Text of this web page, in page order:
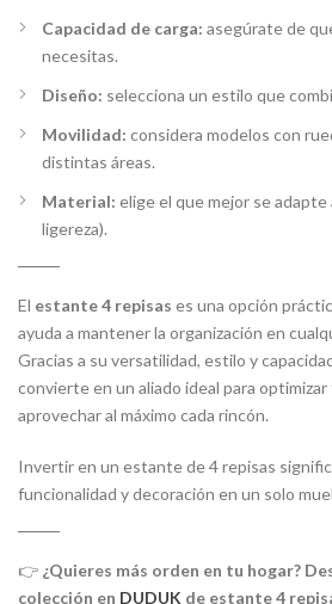
Capacidad de carga: asegúrate de
necesitas.
Diseño: selecciona un estilo que
Movilidad: considera modelos con
distintas áreas.
Material: elige el que mejor se
ligereza).
El estante 4 repisas es una opción
ayuda a mantener la organización en
Gracias a su versatilidad, estilo y
convierte en un aliado ideal para optimizar
aprovechar al máximo cada rincón.
Invertir en un estante de 4 repisas
funcionalidad y decoración en un solo
👉 ¿Quieres más orden en tu hogar?
colección en DUDUK de estante 4